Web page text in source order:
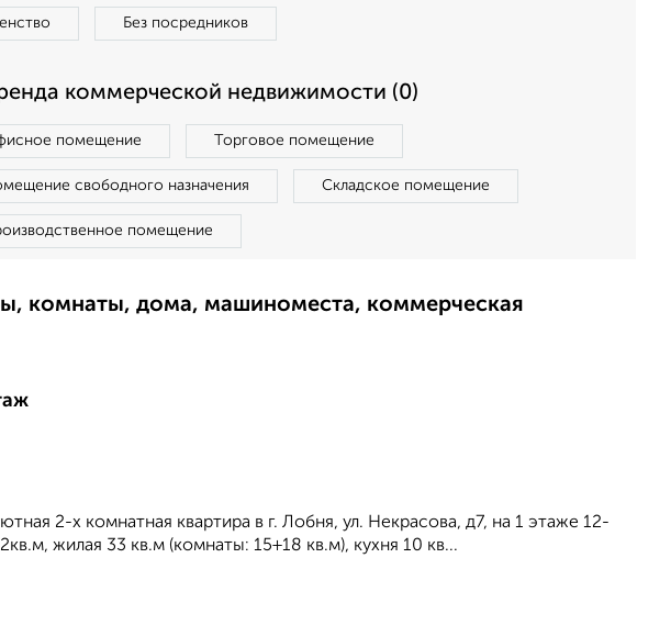
Без посредников
коммерческой недвижимости (0)
помещение Торговое помещение
свободного назначения Складское помещение
помещение
комнаты, дома, машиноместа, коммерческая
2-х комнатная квартира в г. Лобня, ул. Некрасова, д7, на 1 этаже 12-
жилая 33 кв.м (комнаты: 15+18 кв.м), кухня 10 кв...